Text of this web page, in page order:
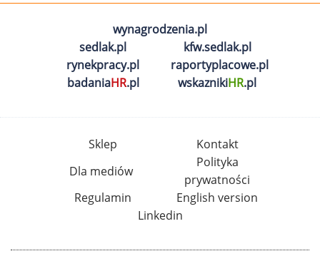
wynagrodzenia.pl
sedlak.pl
kfw.sedlak.pl
rynekpracy.pl
raportyplacowe.pl
badaniaHR.pl wskaznikiHR.pl
Sklep
Kontakt
Dla mediów
Polityka
prywatności
Regulamin
English version
Linkedin